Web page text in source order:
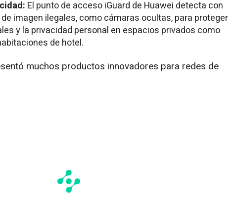
El punto de acceso iGuard de Huawei detecta con
imagen ilegales, como cámaras ocultas, para proteger
y la privacidad personal en espacios privados como
de hotel.
muchos productos innovadores para redes de